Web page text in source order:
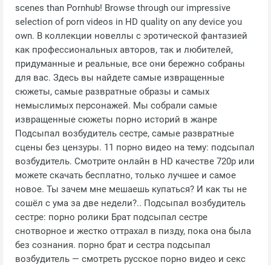
scenes than Pornhub! Browse through our impressive
selection of porn videos in HD quality on any device you
own. В коллекции новеллы с эротической фантазией
как профессиональных авторов, так и любителей,
придуманные и реальные, все они бережно собраны
для вас. Здесь вы найдете самые извращенные
сюжеты, самые развратные образы и самых
немыслимых персонажей. Мы собрали самые
извращенные сюжеты порно историй в жанре
Подсыпал возбудитель сестре, самые развратные
сцены без цензуры. 11 порно видео на тему: подсыпал
возбудитель. Смотрите онлайн в HD качестве 720p или
можете скачать бесплатно, только лучшее и самое
новое. Ты зачем мне мешаешь купаться? И как ты не
сошёл с ума за две недели?.. Подсыпал возбудитель
сестре: порно ролики Брат подсыпал сестре
снотворное и жестко оттрахал в пизду, пока она была
без сознания. порно брат и сестра подсыпал
возбудитель — смотреть русское порно видео и секс